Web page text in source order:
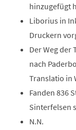
hinzugefügt
Liborius in
Druckern
Der Weg der
nach
Translatio in
Fanden 836
Sinterfelsen
N.N.